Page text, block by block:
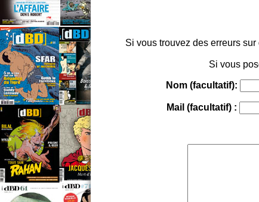
Si vous trouvez des erreurs
Si vous
Nom (facultatif):
Mail (facultatif) :